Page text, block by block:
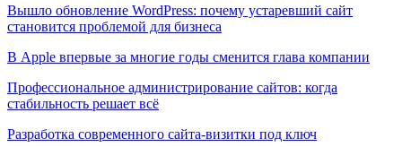
Вышло обновление WordPress: почему устаревший сайт
становится проблемой для бизнеса
В Apple впервые за многие годы сменится глава компании
Профессиональное администрирование сайтов: когда
стабильность решает всё
Разработка современного сайта-визитки под ключ